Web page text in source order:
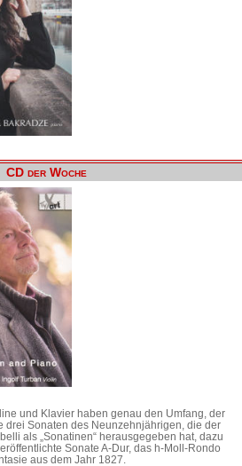
CD der Woche
und Klavier haben genau den Umfang, der
drei Sonaten des Neunzehnjährigen, die der
als „Sonatinen“ herausgegeben hat, dazu
Sonate A-Dur, das h-Moll-Rondo
aus dem Jahr 1827.